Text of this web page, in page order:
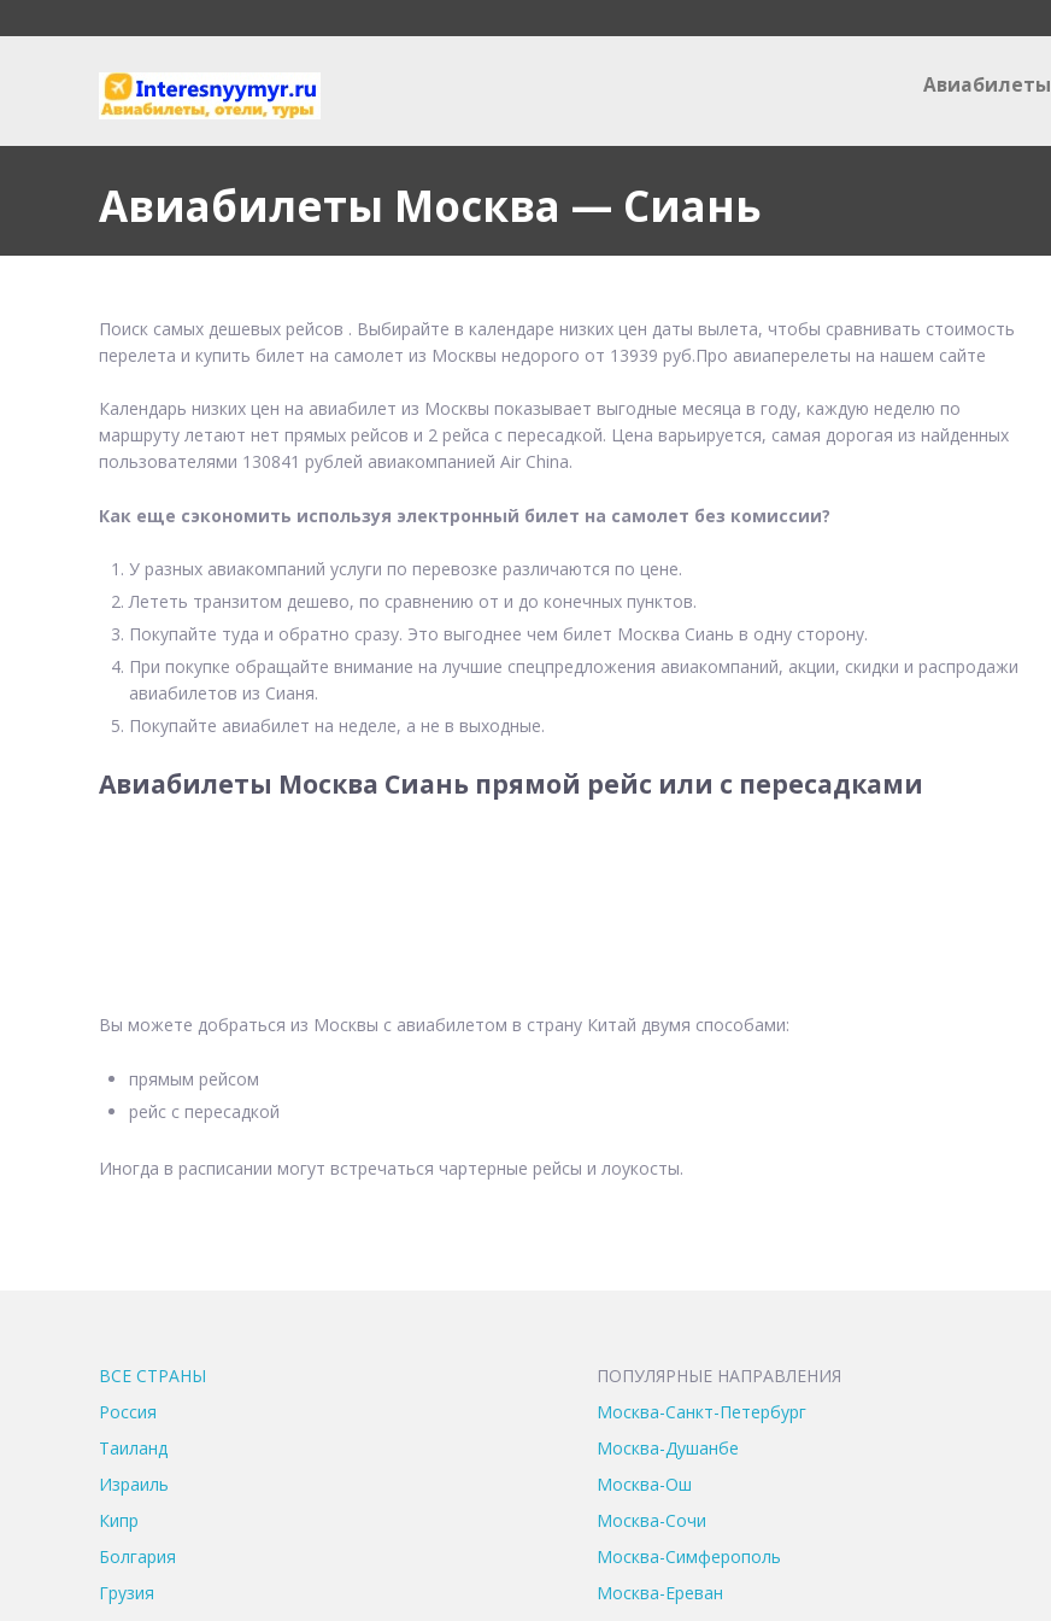
Авиабилеты
Авиабилеты Москва — Сиань
Поиск самых дешевых рейсов . Выбирайте в календаре низких цен даты вылета, чтобы сравнивать стоимость
перелета и купить билет на самолет из Москвы недорого от 13939 руб.Про авиаперелеты на нашем сайте
Календарь низких цен на авиабилет из Москвы показывает выгодные месяца в году, каждую неделю по
маршруту летают нет прямых рейсов и 2 рейса с пересадкой. Цена варьируется, самая дорогая из найденных
пользователями 130841 рублей авиакомпанией Air China.
Как еще сэкономить используя электронный билет на самолет без комиссии?
У разных авиакомпаний услуги по перевозке различаются по цене.
Лететь транзитом дешево, по сравнению от и до конечных пунктов.
Покупайте туда и обратно сразу. Это выгоднее чем билет Москва Сиань в одну сторону.
При покупке обращайте внимание на лучшие спецпредложения авиакомпаний, акции, скидки и распродажи
авиабилетов из Сианя.
Покупайте авиабилет на неделе, а не в выходные.
Авиабилеты Москва Сиань прямой рейс или с пересадками
Вы можете добраться из Москвы с авиабилетом в страну Китай двумя способами:
прямым рейсом
рейс с пересадкой
Иногда в расписании могут встречаться чартерные рейсы и лоукосты.
ВСЕ CТРАНЫ
Россия
Таиланд
Израиль
Кипр
Болгария
Грузия
ПОПУЛЯРНЫЕ НАПРАВЛЕНИЯ
Москва-Санкт-Петербург
Москва-Душанбе
Москва-Ош
Москва-Сочи
Москва-Симферополь
Москва-Ереван